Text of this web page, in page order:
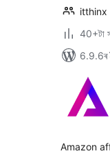
itthinx
40+টা
6.9.6ৰ
Amazon